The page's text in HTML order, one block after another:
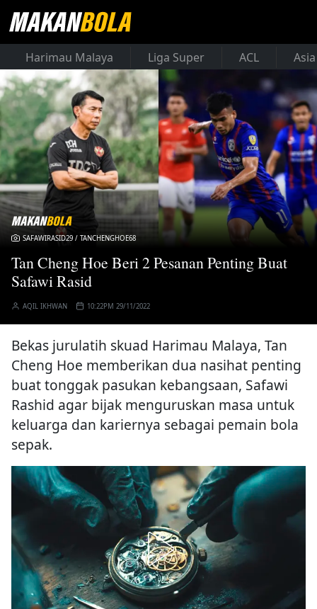
Harimau Malaya Liga Super ACL
SAFAWIRASID29 / TANCHENGHOE68
Tan Cheng Hoe Beri 2 Pesanan Penting Buat
Safawi Rasid
AQIL IKHWAN 10:22PM 29/11/2022
Bekas jurulatih skuad Harimau Malaya, Tan
Cheng Hoe memberikan dua nasihat penting
buat tonggak pasukan kebangsaan, Safawi
Rashid agar bijak menguruskan masa untuk
keluarga dan kariernya sebagai pemain bola
sepak.